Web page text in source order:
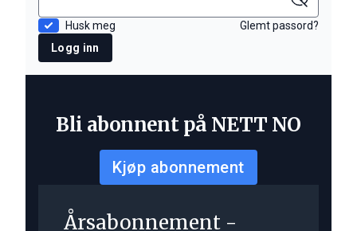
Husk meg
Glemt passord?
Logg inn
Bli abonnent på NETT NO
Kjøp abonnement
Årsabonnement -